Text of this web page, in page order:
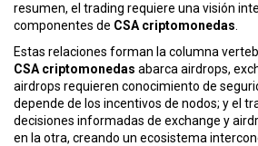
resumen, el trading requiere una visión
componentes de CSA criptomonedas
Estas relaciones forman la columna
CSA criptomonedas abarca airdrops,
airdrops requieren conocimiento de
depende de los incentivos de nodos; y el
decisiones informadas de exchange y
en la otra, creando un ecosistema